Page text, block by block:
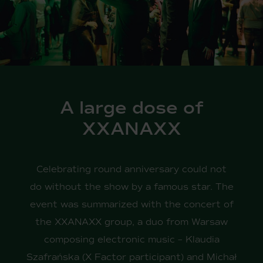
A large dose of
XXANAXX
Celebrating round anniversary could not
do without the show by a famous star. The
event was summarized with the concert of
the XXANAXX group, a duo from Warsaw
composing electronic music – Klaudia
Szafrańska (X Factor participant) and Michał